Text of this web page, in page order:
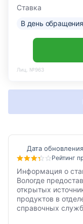
Ставка
В день обращения
Лиц. №963
Дата
Рейтинг
Информация о
Вологде
открытых
продуктов в
справочных